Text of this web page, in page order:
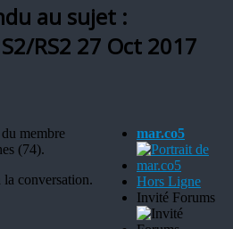
au sujet :
RS2 27 Oct 2017
membre
(74).
conversation.
mar.co5
Hors Ligne
Invité Forums